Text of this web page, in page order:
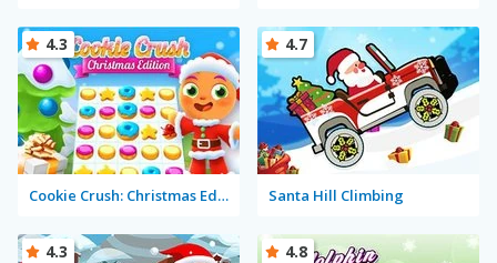
Cookie Crush: Christmas Edition
4.3
Santa Hill Climbing
4.7
4.3 4.8